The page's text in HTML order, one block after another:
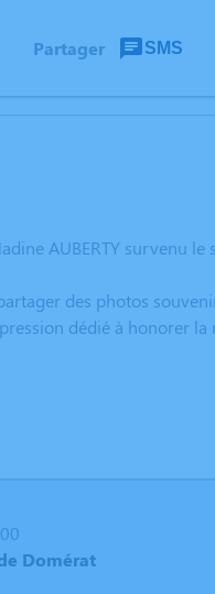
Partager SMS
AUBERTY survenu
des photos
dédié à honorer la
Domérat